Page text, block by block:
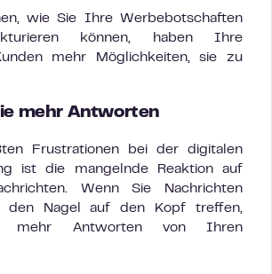
wie Sie Ihre Werbebotschaften
können, haben Ihre
mehr Möglichkeiten, sie zu
mehr Antworten
Frustrationen bei der digitalen
ist die mangelnde Reaktion auf
Wenn Sie Nachrichten
den Nagel auf den Kopf treffen,
mehr Antworten von Ihren